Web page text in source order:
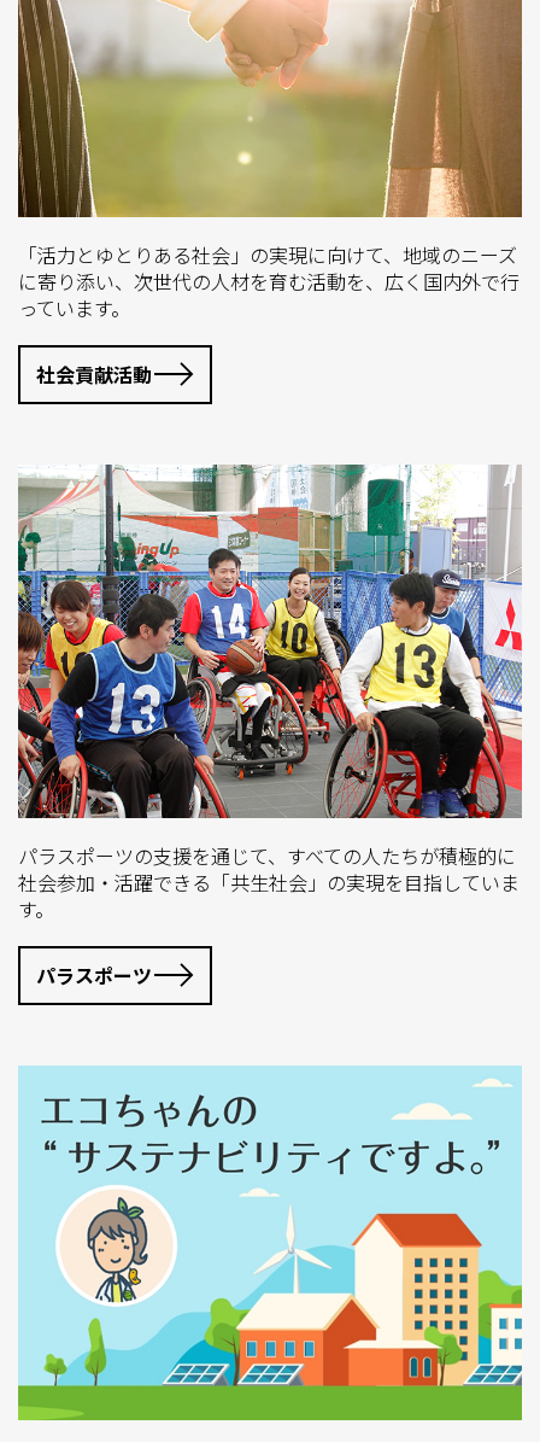
「活力とゆとりある社会」の実現に向けて、地域のニーズ
に寄り添い、次世代の人材を育む活動を、広く国内外で行
っています。
社会貢献活動
パラスポーツの支援を通じて、すべての人たちが積極的に
社会参加・活躍できる「共生社会」の実現を目指していま
す。
パラスポーツ